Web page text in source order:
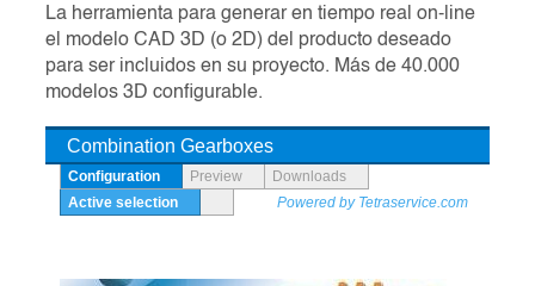
La herramienta para generar en tiempo real on-line
el modelo CAD 3D (o 2D) del producto deseado
para ser incluidos en su proyecto. Más de 40.000
modelos 3D configurable.